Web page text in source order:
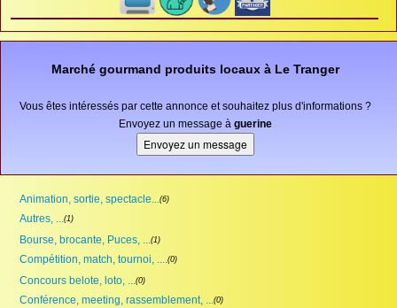
Marché gourmand produits locaux à Le Tranger
Vous êtes intéressés par cette annonce et souhaitez plus d'informations ?
Envoyez un message à guerine
Animation, sortie, spectacle...(6)
Autres, ...(1)
Bourse, brocante, Puces, ...(1)
Compétition, match, tournoi, ....(0)
Concours belote, loto, ...(0)
Conférence, meeting, rassemblement, ...(0)